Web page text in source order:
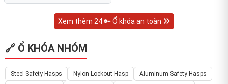
Xem thêm 24 🔑 Ổ khóa an toàn
🔗 Ổ KHÓA NHÓM
Steel Safety Hasps Nylon Lockout Hasp
Aluminum Safety Hasps